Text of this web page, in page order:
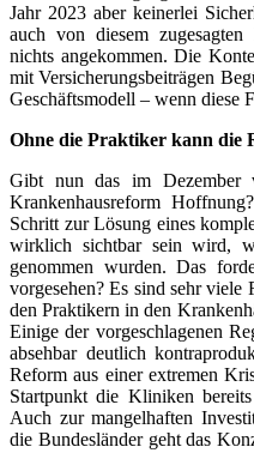
Jahr 2023 aber keinerlei
auch von diesem
nichts angekommen. Die
mit Versicherungsbeiträgen
Geschäftsmodell – wenn diese
Ohne die Praktiker kann die
Gibt nun das im Dezember
Krankenhausreform
Schritt zur Lösung eines
wirklich sichtbar sein wird,
genommen wurden. Das
vorgesehen? Es sind sehr
den Praktikern in den
Einige der vorgeschlagenen
absehbar deutlich
Reform aus einer extremen
Startpunkt die Kliniken
Auch zur mangelhaften
die Bundesländer geht das